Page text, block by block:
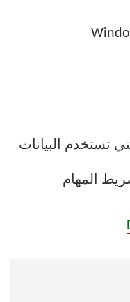
تستخدم البيانات
المهام